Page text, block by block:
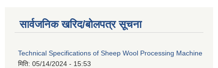
सार्वजनिक खरिद/बोलपत्र सूचना
Technical Specifications of Sheep Wool Processing Machine
मिति: 05/14/2024 - 15:53